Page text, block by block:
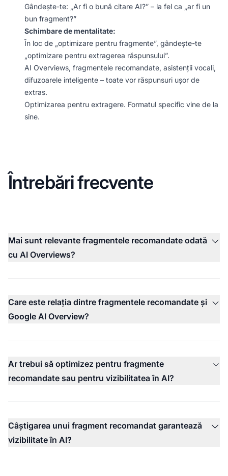
Gândește-te: „Ar fi o bună citare AI?” – la fel ca „ar fi un
bun fragment?”
Schimbare de mentalitate:
În loc de „optimizare pentru fragmente”, gândește-te
„optimizare pentru extragerea răspunsului”.
AI Overviews, fragmentele recomandate, asistenții vocali,
difuzoarele inteligente – toate vor răspunsuri ușor de
extras.
Optimizarea pentru extragere. Formatul specific vine de la
sine.
Întrebări frecvente
Mai sunt relevante fragmentele recomandate odată
cu AI Overviews?
Care este relația dintre fragmentele recomandate și
Google AI Overview?
Ar trebui să optimizez pentru fragmente
recomandate sau pentru vizibilitatea în AI?
Câștigarea unui fragment recomandat garantează
vizibilitate în AI?